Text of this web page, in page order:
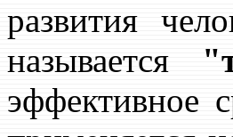
развития
называется
эффективное